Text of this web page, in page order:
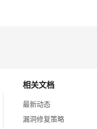
相关文档
最新动态
漏洞修复策略